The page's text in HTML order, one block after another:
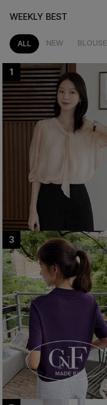
WEEKLY BEST
ALL NEW BLOUSE